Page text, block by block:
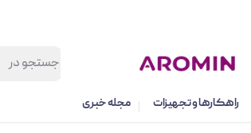
راهکارها و تجهیزات مجله خبری